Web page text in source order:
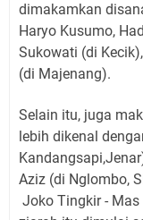
dimakamkan
Haryo Kusumo,
Sukowati (di
(di Majenang).
Selain itu, juga
lebih dikenal
Aziz (di Nglombo,
Joko Tingkir - Mas